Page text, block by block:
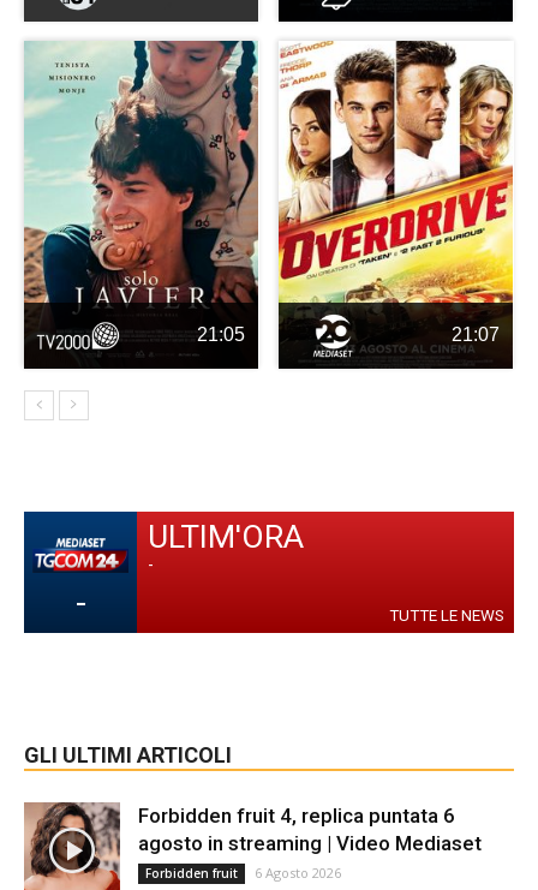
21:05 21:07
-
ULTIM'ORA
-
TUTTE LE NEWS
GLI ULTIMI ARTICOLI
Forbidden fruit 4, replica puntata 6
agosto in streaming | Video Mediaset
Forbidden fruit 6 Agosto 2026